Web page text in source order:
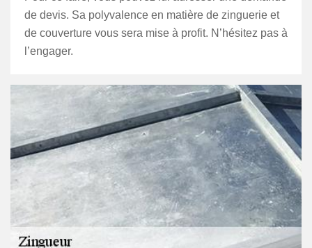
de devis. Sa polyvalence en matière de zinguerie et
de couverture vous sera mise à profit. N’hésitez pas à
l’engager.